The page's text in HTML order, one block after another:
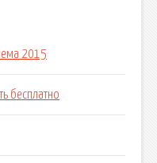
2015
бесплатно